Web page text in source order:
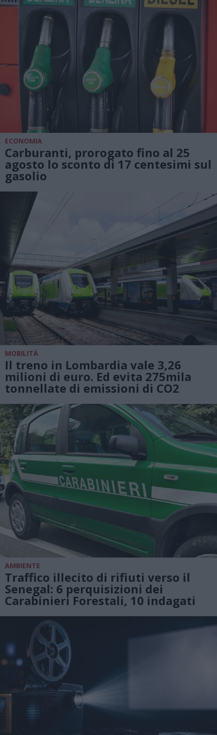
ECONOMIA
Carburanti, prorogato fino al 25
agosto lo sconto di 17 centesimi sul
gasolio
MOBILITÀ
Il treno in Lombardia vale 3,26
milioni di euro. Ed evita 275mila
tonnellate di emissioni di CO2
AMBIENTE
Traffico illecito di rifiuti verso il
Senegal: 6 perquisizioni dei
Carabinieri Forestali, 10 indagati